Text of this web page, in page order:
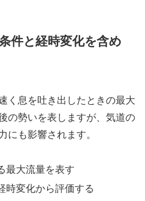
件と経時変化を含め
く息を吐き出したときの最大
の勢いを表しますが、気道の
も影響されます。
最大流量を表す
時変化から評価する